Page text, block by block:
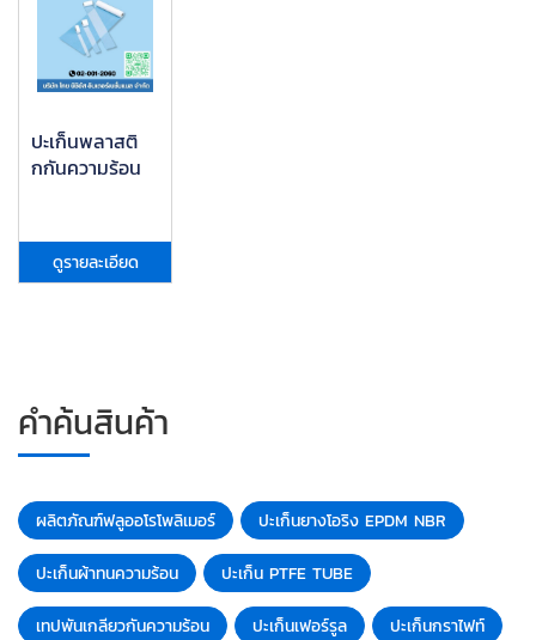
ปะเก็นพลาสติ
กกันความร้อน
ดูรายละเอียด
คำค้นสินค้า
ผลิตภัณฑ์ฟลูออโรโพลิเมอร์ ปะเก็นยางโอริง EPDM NBR
ปะเก็นผ้าทนความร้อน ปะเก็น PTFE TUBE
เทปพันเกลียวกันความร้อน ปะเก็นเฟอร์รูล ปะเก็นกราไฟท์